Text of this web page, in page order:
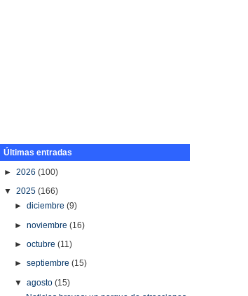
Últimas entradas
►2026(100)
▼2025(166)
►diciembre(9)
►noviembre(16)
►octubre(11)
►septiembre(15)
▼agosto(15)